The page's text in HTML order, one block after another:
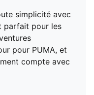
simplicité avec
parfait pour les
pour PUMA, et
compte avec